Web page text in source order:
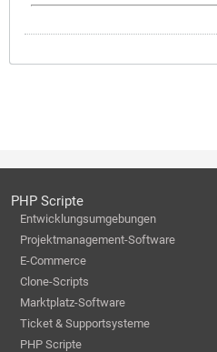
PHP Scripte
Entwicklungsumgebungen
Projektmanagement-Software
E-Commerce
Clone-Scripts
Marktplatz-Software
Ticket & Supportsysteme
PHP Scripte